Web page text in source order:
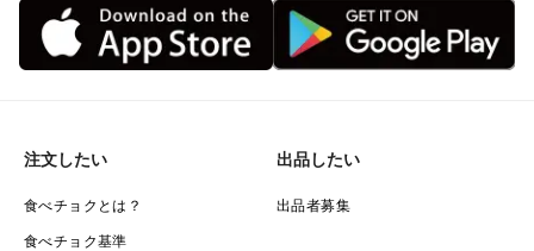
注文したい
食べチョクとは？
食べチョク基準
出品したい
出品者募集